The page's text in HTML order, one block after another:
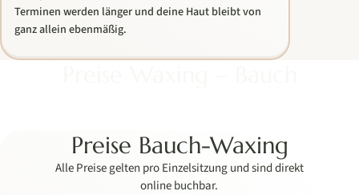
Terminen werden länger und deine Haut bleibt von
ganz allein ebenmäßig.
Preise Bauch-Waxing
Alle Preise gelten pro Einzelsitzung und sind direkt
online buchbar.